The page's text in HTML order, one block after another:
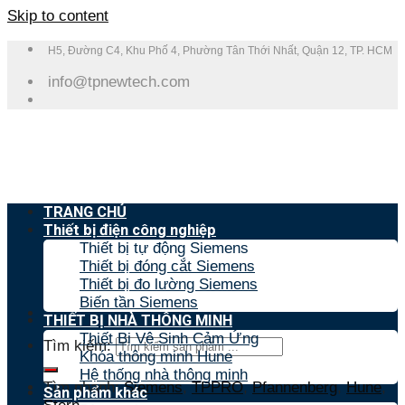
Skip to content
H5, Đường C4, Khu Phố 4, Phường Tân Thới Nhất, Quận 12, TP. HCM
info@tpnewtech.com
Tìm kiếm:
Tìm nhanh:Siemens,TPPRO,Pfannenberg,Hune,
TRANG CHỦ
Thiết bị điện công nghiệp
Thiết bị tự động Siemens
Thiết bị đóng cắt Siemens
Thiết bị đo lường Siemens
Biến tần Siemens
THIẾT BỊ NHÀ THÔNG MINH
Thiết Bị Vệ Sinh Cảm Ứng
Khóa thông minh Hune
Hệ thống nhà thông minh
Sản phẩm khác